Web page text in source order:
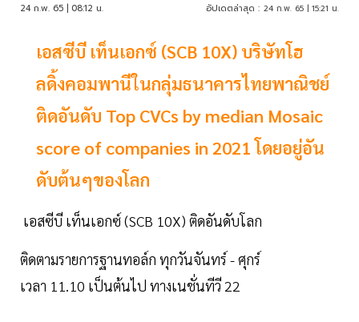
24 ก.พ. 65 | 08:12 น. อัปเดตล่าสุด : 24 ก.พ. 65 | 15:21 น.
เอสซีบี เท็นเอกซ์ (SCB 10X) บริษัทโฮ
ลดิ้งคอมพานีในกลุ่มธนาคารไทยพาณิชย์
ติดอันดับ Top CVCs by median Mosaic
score of companies in 2021 โดยอยู่อัน
ดับต้นๆของโลก
เอสซีบี เท็นเอกซ์ (SCB 10X) ติดอันดับโลก
ติดตามรายการฐานทอล์ก ทุกวันจันทร์ - ศุกร์
เวลา 11.10 เป็นต้นไป ทางเนชั่นทีวี 22